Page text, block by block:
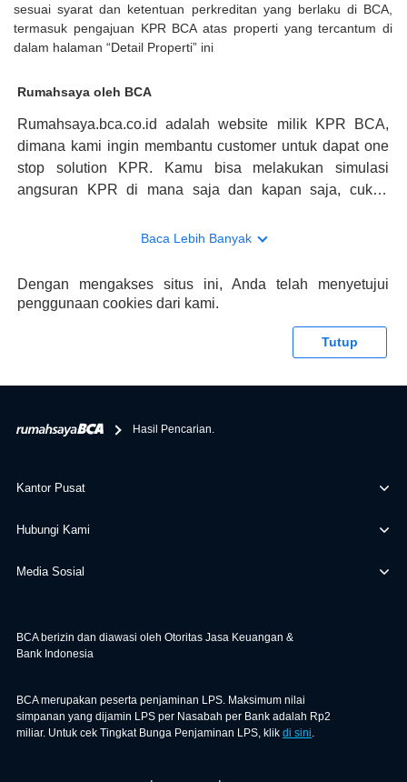
sesuai syarat dan ketentuan perkreditan yang berlaku di BCA,
termasuk pengajuan KPR BCA atas properti yang tercantum di
dalam halaman “Detail Properti” ini
Rumahsaya oleh BCA
Rumahsaya.bca.co.id adalah website milik KPR BCA,
dimana kami ingin membantu customer untuk dapat one
stop solution KPR. Kamu bisa melakukan simulasi
angsuran KPR di mana saja dan kapan saja, cukup
konsultasi mengenai KPR, maka ada layanan live chat
memberikan keuntungan yang berlipat, persyaratan
pengajuan KPR BCA juga sangat mudah, kamu bisa cek
tentang properti disini BCA hanya sebagai pihak
bertanggung jawab terhadap informasi yang rekanan
Baca Lebih Banyak
Dengan mengakses situs ini, Anda telah menyetujui
penggunaan cookies dari kami.
Tutup
Hasil Pencarian.
Kantor Pusat
Hubungi Kami
Media Sosial
BCA berizin dan diawasi oleh Otoritas Jasa Keuangan &
Bank Indonesia
BCA merupakan peserta penjaminan LPS. Maksimum nilai
simpanan yang dijamin LPS per Nasabah per Bank adalah Rp2
miliar. Untuk cek Tingkat Bunga Penjaminan LPS, klik di sini.